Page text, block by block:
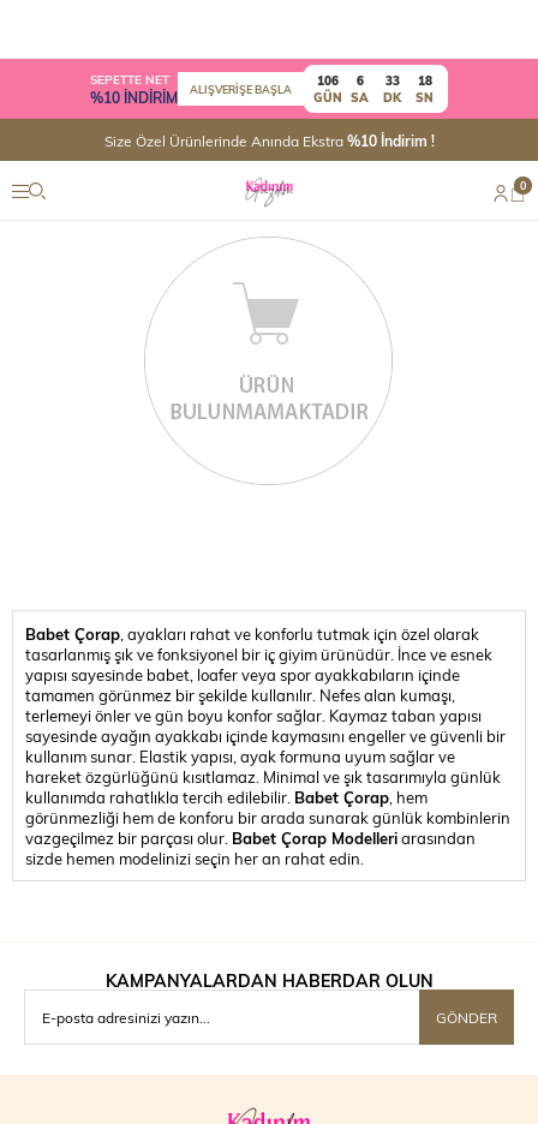
SEPETTE NET
%10 İNDİRİM ALIŞVERİŞE BAŞLA
106
GÜN
6
SA
33
DK
18
SN
Size Özel Ürünlerinde Anında Ekstra%10 İndirim !
0
Babet Çorap , ayakları rahat ve konforlu tutmak için özel olarak
tasarlanmış şık ve fonksiyonel bir iç giyim ürünüdür. İnce ve esnek
yapısı sayesinde babet, loafer veya spor ayakkabıların içinde
tamamen görünmez bir şekilde kullanılır. Nefes alan kumaşı,
terlemeyi önler ve gün boyu konfor sağlar. Kaymaz taban yapısı
sayesinde ayağın ayakkabı içinde kaymasını engeller ve güvenli bir
kullanım sunar. Elastik yapısı, ayak formuna uyum sağlar ve
hareket özgürlüğünü kısıtlamaz. Minimal ve şık tasarımıyla günlük
kullanımda rahatlıkla tercih edilebilir. Babet Çorap , hem
görünmezliği hem de konforu bir arada sunarak günlük kombinlerin
vazgeçilmez bir parçası olur. Babet Çorap Modelleriarasından
sizde hemen modelinizi seçin her an rahat edin.
KAMPANYALARDAN HABERDAR OLUN
GÖNDER